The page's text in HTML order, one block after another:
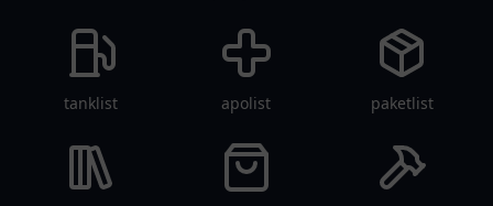
tanklist apolist paketlist